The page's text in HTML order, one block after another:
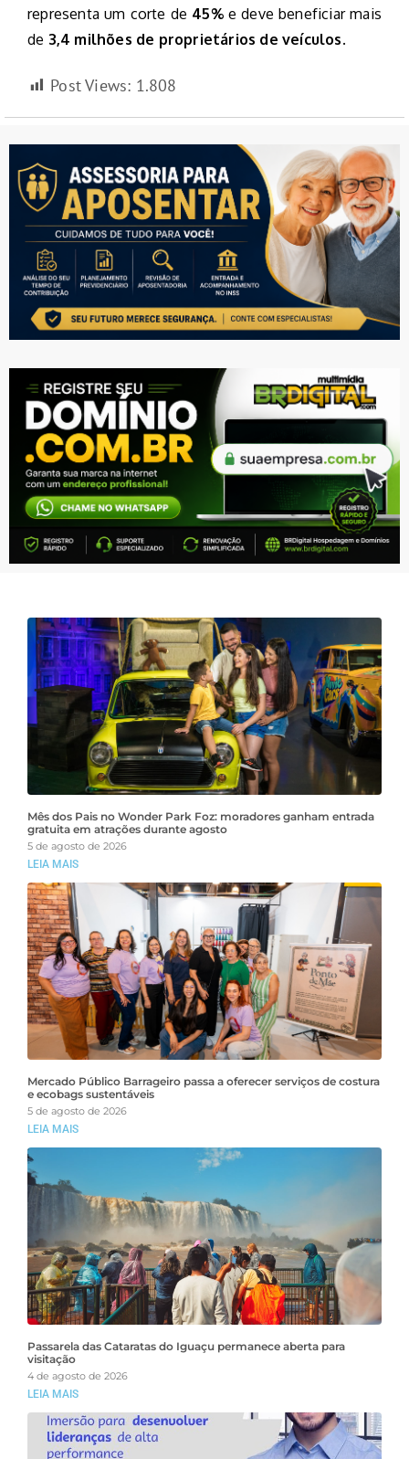
representa um corte de 45%e deve beneficiar mais
de 3,4 milhões de proprietários de veículos.
Post Views: 1.808
Mês dos Pais no Wonder Park Foz: moradores ganham entrada
gratuita em atrações durante agosto
5 de agosto de 2026
LEIA MAIS
Mercado Público Barrageiro passa a oferecer serviços de costura
e ecobags sustentáveis
5 de agosto de 2026
LEIA MAIS
Passarela das Cataratas do Iguaçu permanece aberta para
visitação
4 de agosto de 2026
LEIA MAIS